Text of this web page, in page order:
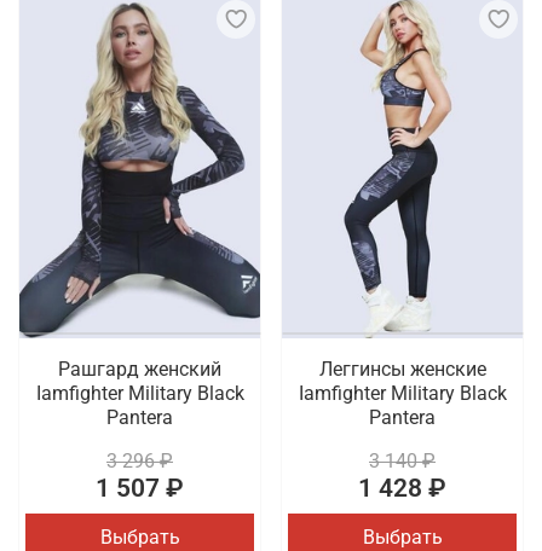
Рашгард женский
Iamfighter Military Black
Pantera
3 296 ₽
1 507 ₽
Выбрать
Леггинсы женские
Iamfighter Military Black
Pantera
3 140 ₽
1 428 ₽
Выбрать